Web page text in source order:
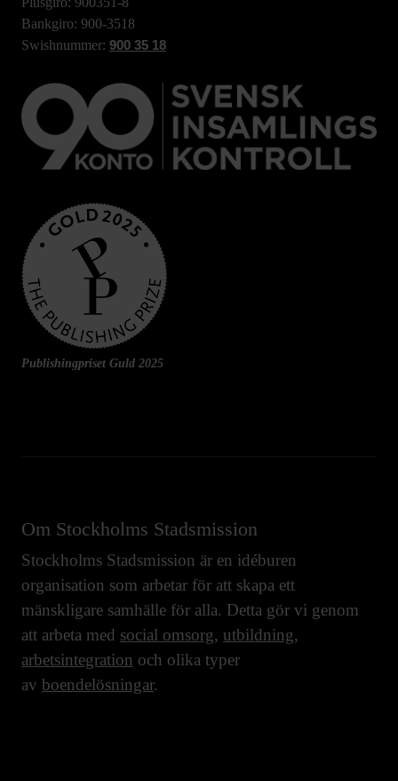
Bankgiro: 900-3518
Swishnummer: 900 35 18
Publishingpriset Guld 2025
Om Stockholms Stadsmission
Stockholms Stadsmission är en idéburen
organisation som arbetar för att skapa ett
mänskligare samhälle för alla. Detta gör vi genom
att arbeta med social omsorg, utbildning,
arbetsintegration och olika typer
av boendelösningar.